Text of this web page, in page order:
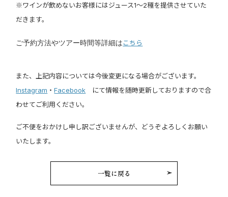
※ワインが飲めないお客様にはジュース1～2種を提供させていた
だきます。
ご予約方法やツアー時間等詳細はこちら
また、上記内容については今後変更になる場合がございます。
Instagram ・Facebook にて情報を随時更新しておりますので合
わせてご利用ください。
ご不便をおかけし申し訳ございませんが、どうぞよろしくお願い
いたします。
一覧に戻る